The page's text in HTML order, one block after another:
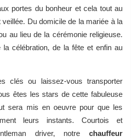
portes du bonheur et cela tout au
Du domicile de la mariée à la
au lieu de la cérémonie religieuse.
la célébration, de la fête et enfin au
clés ou laissez-vous transporter
êtes les stars de cette fabuleuse
sera mis en oeuvre pour que les
leurs instants. Courtois et
driver, notre chauffeur